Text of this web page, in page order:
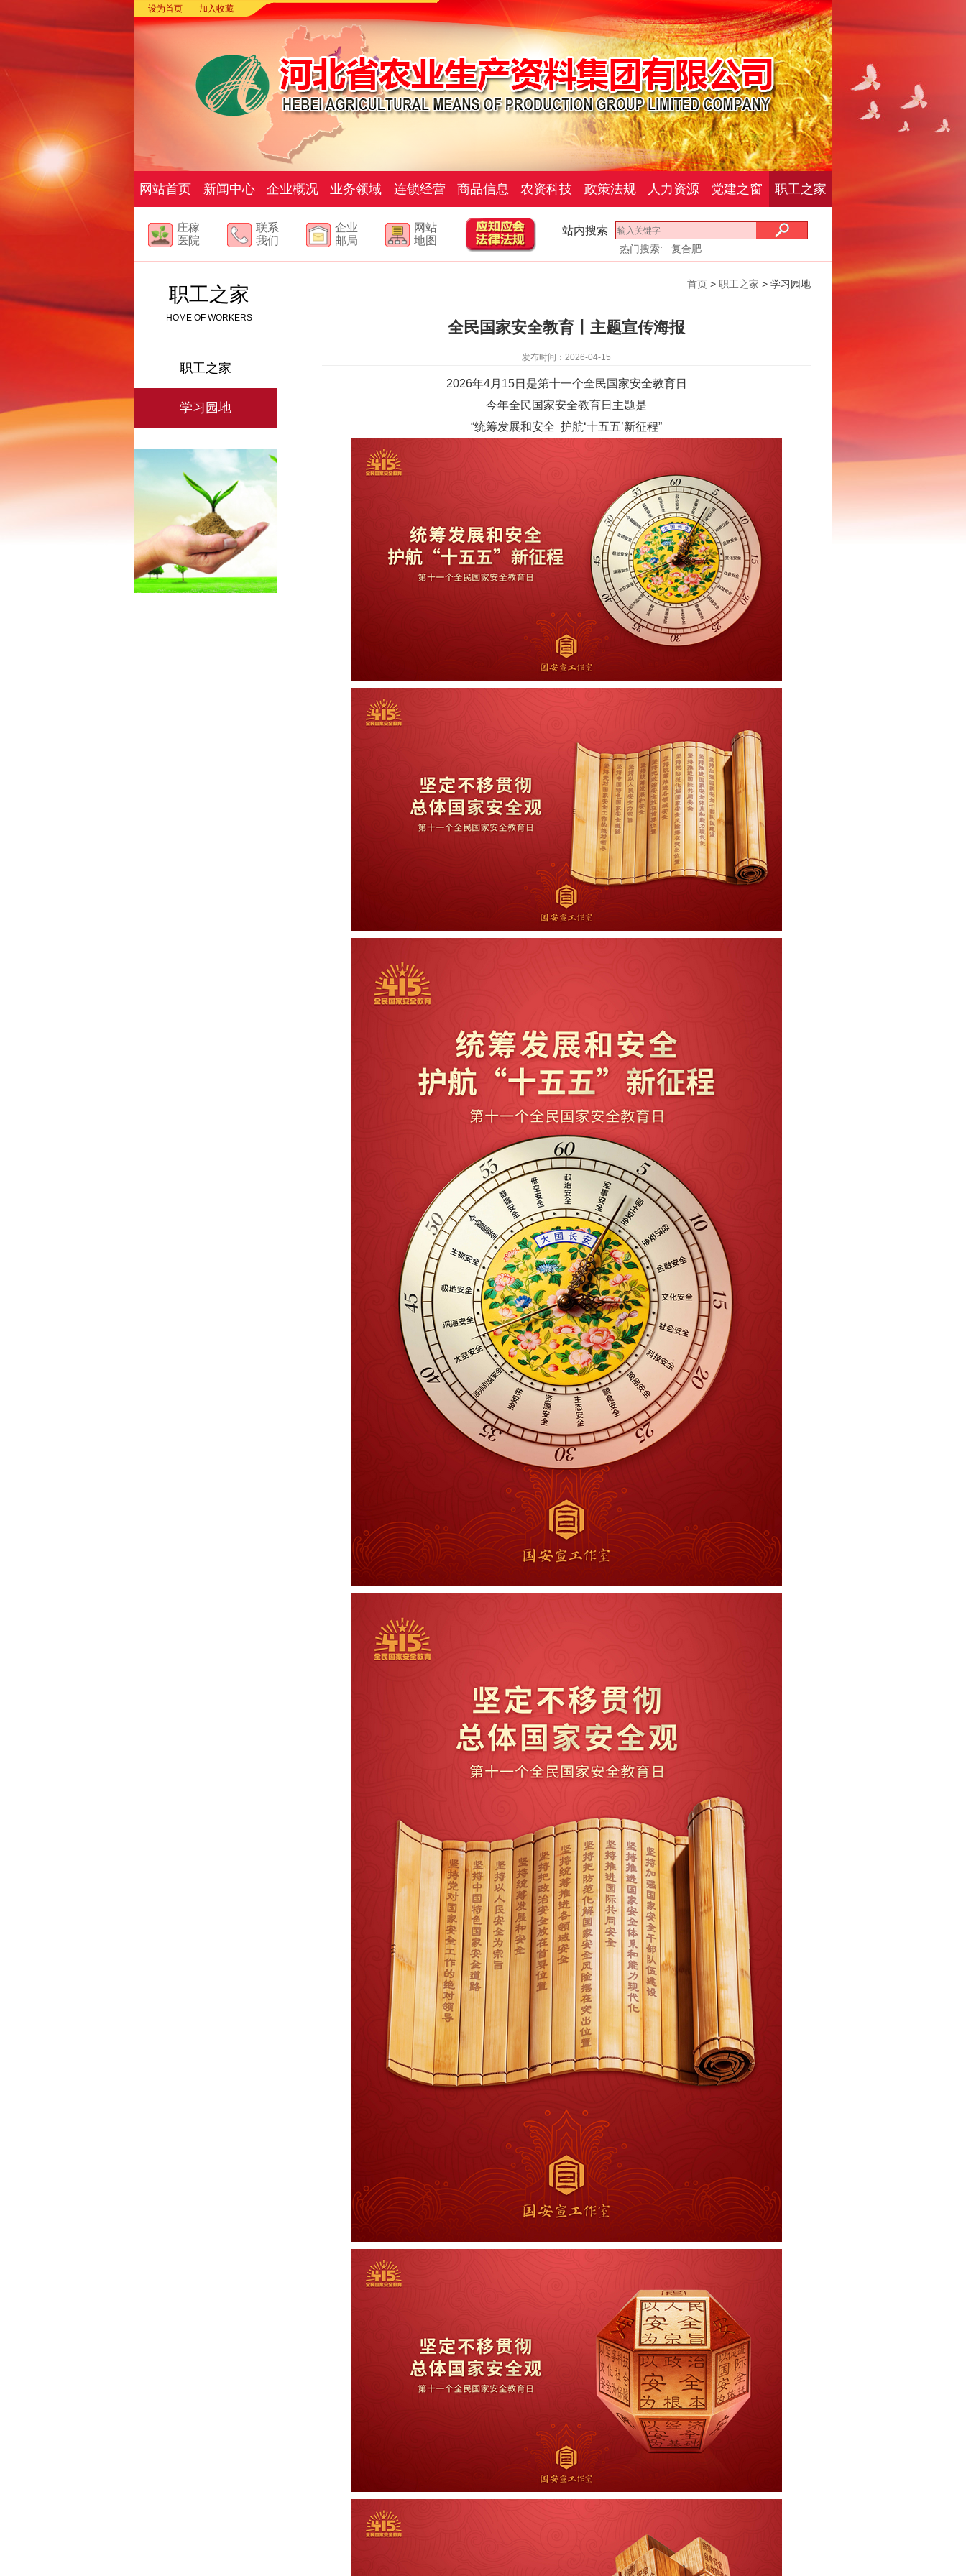
设为首页 加入收藏
网站首页 新闻中心 企业概况 业务领域 连锁经营 商品信息 农资科技 政策法规 人力资源 党建之窗 职工之家
庄稼
医院
联系
我们
企业
邮局
网站
地图
站内搜索
热门搜索: 复合肥
职工之家
HOME OF WORKERS
职工之家
学习园地
首页 > 职工之家 > 学习园地
全民国家安全教育丨主题宣传海报
发布时间：2026-04-15
2026年4月15日是第十一个全民国家安全教育日
今年全民国家安全教育日主题是
“统筹发展和安全 护航‘十五五’新征程”